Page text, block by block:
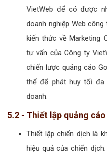
VietWeb để có được
doanh nghiệp Web
kiến thức về Marketing
tư vấn của Công ty
chiến lược quảng cáo
thể để phát huy tối đa
doanh.
5.2 - Thiết lập quảng
Thiết lập chiến dịch là
hiệu quả của chiến